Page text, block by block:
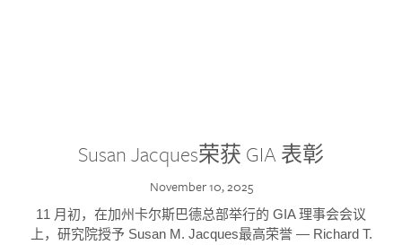
Susan Jacques荣获 GIA 表彰
November 10, 2025
11 月初，在加州卡尔斯巴德总部举行的 GIA 理事会会议
上，研究院授予 Susan M. Jacques最高荣誉 — Richard T.